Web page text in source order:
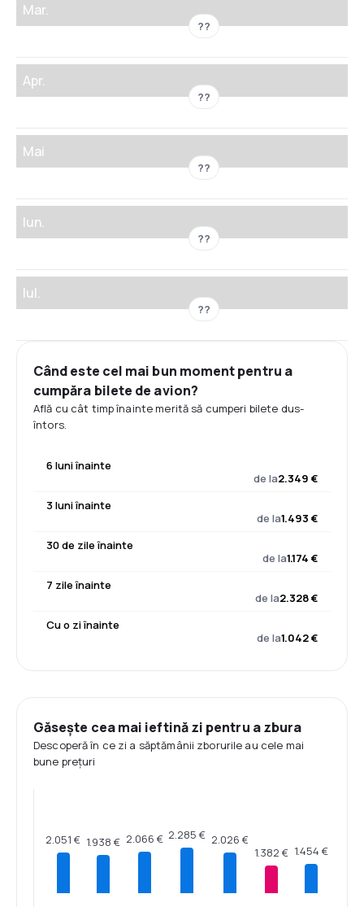
Mar.
??
Apr.
??
Mai
??
Iun.
??
Iul.
??
Când este cel mai bun moment pentru a
cumpăra bilete de avion?
Află cu cât timp înainte merită să cumperi bilete dus-
întors.
6 luni înainte
de la2.349 €
3 luni înainte
de la1.493 €
30 de zile înainte
de la1.174 €
7 zile înainte
de la2.328 €
Cu o zi înainte
de la1.042 €
Găsește cea mai ieftină zi pentru a zbura
Descoperă în ce zi a săptămânii zborurile au cele mai
bune prețuri
2.051 € 1.938 € 2.066 € 2.285 € 2.026 €
1.382 € 1.454 €